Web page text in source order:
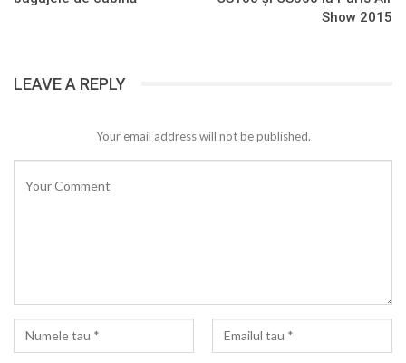
Show 2015
LEAVE A REPLY
Your email address will not be published.